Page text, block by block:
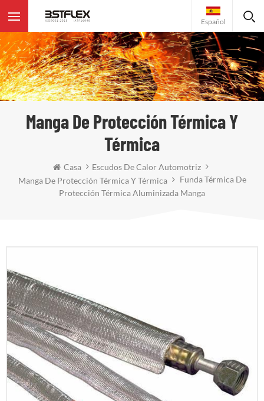
Español
Manga De Protección Térmica Y
Térmica
Casa
Escudos De Calor Automotriz
Manga De Protección Térmica Y Térmica
Funda Térmica De
Protección Térmica Aluminizada Manga